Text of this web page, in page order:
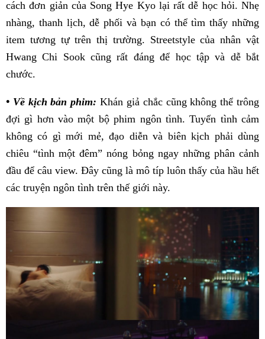
cách đơn giản của Song Hye Kyo lại rất dễ học hỏi. Nhẹ
nhàng, thanh lịch, dễ phối và bạn có thể tìm thấy những
item tương tự trên thị trường. Streetstyle của nhân vật
Hwang Chi Sook cũng rất đáng để học tập và dễ bắt
chước.
• Về kịch bản phim: Khán giả chắc cũng không thể trông
đợi gì hơn vào một bộ phim ngôn tình. Tuyến tình cảm
không có gì mới mẻ, đạo diễn và biên kịch phải dùng
chiêu “tình một đêm” nóng bỏng ngay những phân cảnh
đầu để câu view. Đây cũng là mô típ luôn thấy của hầu hết
các truyện ngôn tình trên thế giới này.